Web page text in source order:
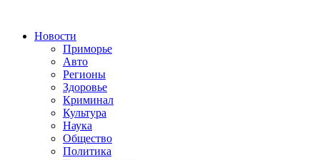
Новости
Приморье
Авто
Регионы
Здоровье
Криминал
Культура
Наука
Общество
Политика